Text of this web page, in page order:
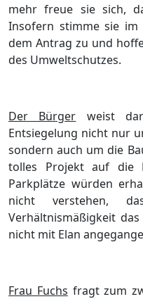
mehr freue sie sich,
Insofern stimme sie im
dem Antrag zu und
des Umweltschutzes.
Der Bürger weist
Entsiegelung nicht nur
sondern auch um die
tolles Projekt auf die
Parkplätze würden
nicht verstehen,
Verhältnismäßigkeit
nicht mit Elan
Frau Fuchs fragt zum